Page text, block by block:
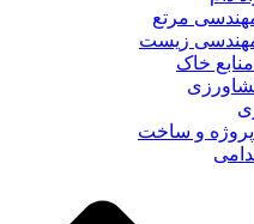
مرتع
زیست
خاک
و ساخت